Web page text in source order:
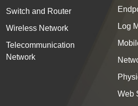
Switch and Router
Wireless Network
Telecommunication
Network
Log
Web